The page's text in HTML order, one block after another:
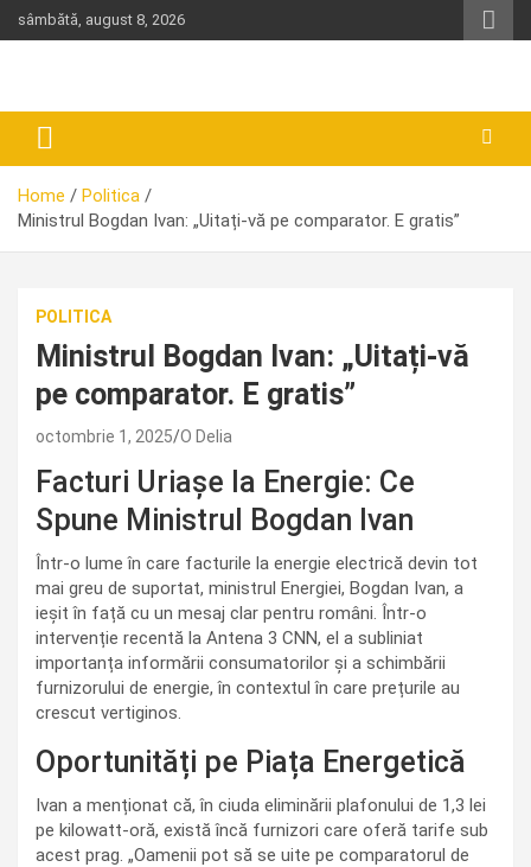
Skip
to
sâmbătă, august 8, 2026
Home
Politica
Ministrul Bogdan Ivan: „Uitați-vă pe comparator. E gratis”
POLITICA
Ministrul Bogdan Ivan: „Uitați-vă
pe comparator. E gratis”
octombrie 1, 2025 O Delia
Facturi Uriașe la Energie: Ce
Spune Ministrul Bogdan Ivan
Într-o lume în care facturile la energie electrică devin tot
mai greu de suportat, ministrul Energiei, Bogdan Ivan, a
ieșit în față cu un mesaj clar pentru români. Într-o
intervenție recentă la Antena 3 CNN, el a subliniat
importanța informării consumatorilor și a schimbării
furnizorului de energie, în contextul în care prețurile au
crescut vertiginos.
Oportunități pe Piața Energetică
Ivan a menționat că, în ciuda eliminării plafonului de 1,3 lei
pe kilowatt-oră, există încă furnizori care oferă tarife sub
acest prag. „Oamenii pot să se uite pe comparatorul de